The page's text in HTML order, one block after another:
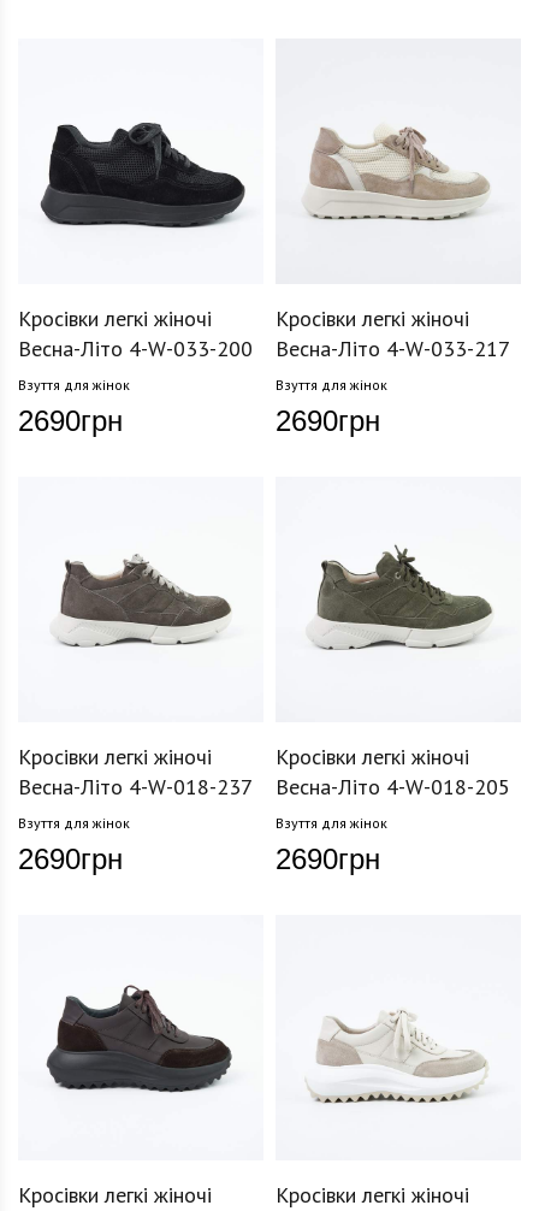
Кросівки легкі жіночі
Весна-Літо 4-W-033-200
Взуття для жінок
2690грн
Кросівки легкі жіночі
Весна-Літо 4-W-033-217
Взуття для жінок
2690грн
Кросівки легкі жіночі
Весна-Літо 4-W-018-237
Взуття для жінок
2690грн
Кросівки легкі жіночі
Весна-Літо 4-W-018-205
Взуття для жінок
2690грн
Кросівки легкі жіночі Кросівки легкі жіночі